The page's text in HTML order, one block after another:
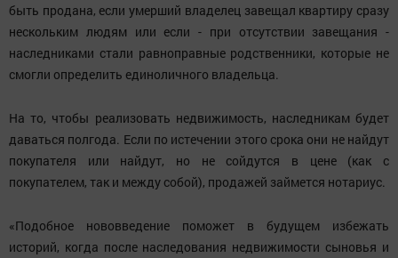
быть продана, если умерший владелец завещал квартиру сразу
нескольким людям или если - при отсутствии завещания -
наследниками стали равноправные родственники, которые не
смогли определить единоличного владельца.
На то, чтобы реализовать недвижимость, наследникам будет
даваться полгода. Если по истечении этого срока они не найдут
покупателя или найдут, но не сойдутся в цене (как с
покупателем, так и между собой), продажей займется нотариус.
«Подобное нововведение поможет в будущем избежать
историй, когда после наследования недвижимости сыновья и